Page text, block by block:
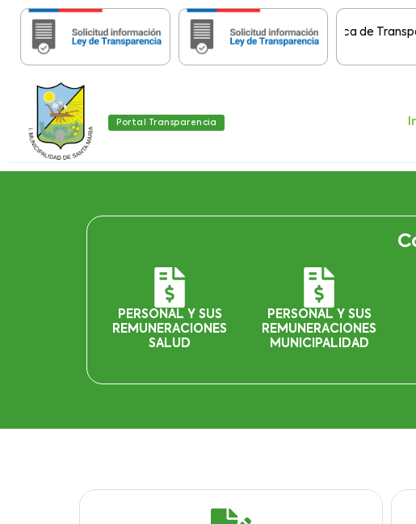
Estas páginas contienen Información histórica de
Portal Transparencia
PERSONAL Y SUS
REMUNERACIONES
SALUD
PERSONAL Y SUS
REMUNERACIONES
MUNICIPALIDAD